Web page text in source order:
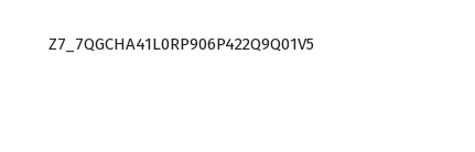
Z7_7QGCHA41L0RP906P422Q9Q01V5